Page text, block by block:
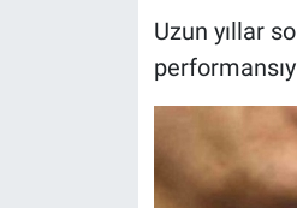
Uzun yıllar